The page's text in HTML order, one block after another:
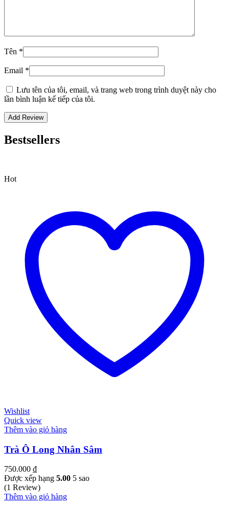
Tên *
Email *
Lưu tên của tôi, email, và trang web trong trình duyệt này cho
lần bình luận kế tiếp của tôi.
Bestsellers
Hot
Wishlist
Quick view
Thêm vào giỏ hàng
Trà Ô Long Nhân Sâm
750.000 ₫
Được xếp hạng 5.00 5 sao
(1 Review)
Thêm vào giỏ hàng